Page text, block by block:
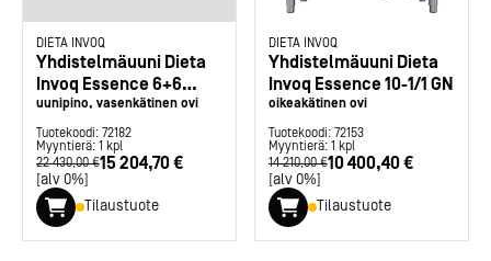
DIETA INVOQ
Yhdistelmäuuni Dieta
Invoq Essence 6+6
GN1/1
uunipino, vasenkätinen ovi
Tuotekoodi: 72182
Myyntierä: 1 kpl
22 430,00 €15 204,70 €
[alv 0%]
Tilaustuote
DIETA INVOQ
Yhdistelmäuuni Dieta
Invoq Essence 10-1/1 GN
oikeakätinen ovi
Tuotekoodi: 72153
Myyntierä: 1 kpl
14 210,00 €10 400,40 €
[alv 0%]
Tilaustuote
Kotipizza on vuonna 1987
perustettu yritys, jolla on yli
300 ravintolaa eri puolella
Suomea. Dieta on tehnyt
Michelin-tähdet